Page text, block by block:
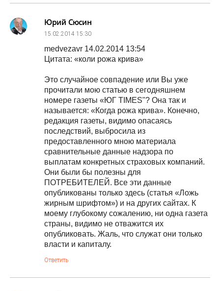
Юрий Сюсин
15.02.2014 15:30
medvezavr 14.02.2014 13:54
Цитата: «коли рожа крива»
Это случайное совпадение или Вы уже
прочитали мою статью в сегодняшнем
номере газеты «ЮГ TIMES"? Она так и
называется: «Когда рожа крива». Конечно,
редакция газеты, видимо опасаясь
последствий, выбросила из
предоставленного мною материала
сравнительные данные надзора по
выплатам конкретных страховых компаний.
Они были бы полезны для
ПОТРЕБИТЕЛЕЙ. Все эти данные
опубликованы только здесь (статья «Ложь
жирным шрифтом») и на других сайтах. К
моему глубокому сожалению, ни одна газета
страны, видимо не отважится их
опубликовать. Жаль, что служат они только
власти и капиталу.
Ответить